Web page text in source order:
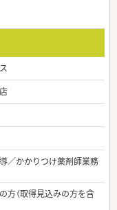
／かかりつけ薬剤師業務
方（取得見込みの方を含